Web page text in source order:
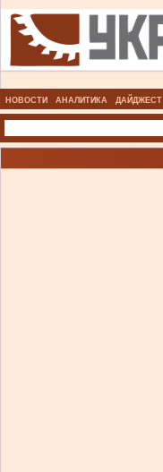
НОВОСТИ АНАЛИТИКА ДАЙДЖЕСТ